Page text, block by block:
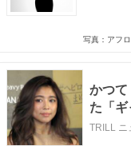
写真：アフロ
かつて
た「
は
TRILL ニ